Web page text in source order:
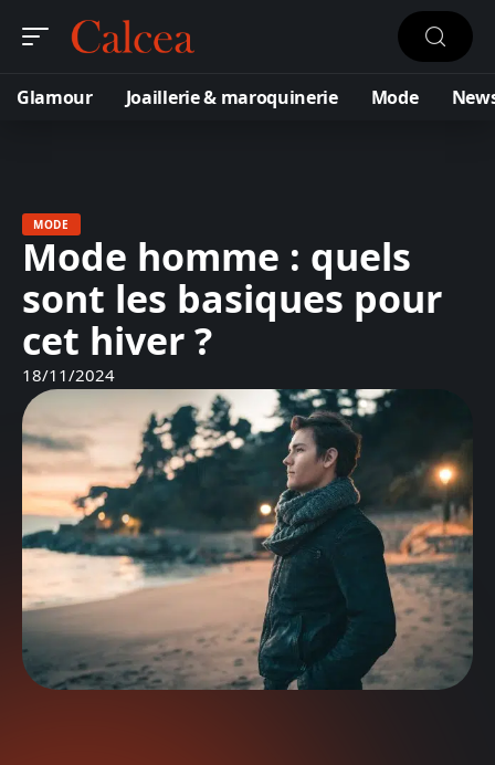
Glamour Joaillerie & maroquinerie Mode
MODE
Mode homme : quels
sont les basiques pour
cet hiver ?
18/11/2024